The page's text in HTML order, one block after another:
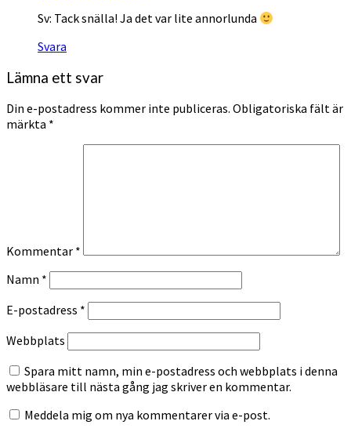
Sv: Tack snälla! Ja det var lite annorlunda
Svara
Lämna ett svar
Din e-postadress kommer inte publiceras. Obligatoriska fält är
märkta *
Kommentar *
Namn *
E-postadress *
Webbplats
Spara mitt namn, min e-postadress och webbplats i denna
webbläsare till nästa gång jag skriver en kommentar.
Meddela mig om nya kommentarer via e-post.